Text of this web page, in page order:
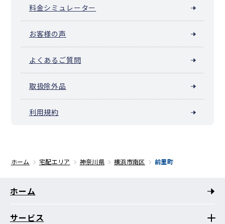
料金シミュレーター
お客様の声
よくあるご質問
取扱除外品
利用規約
ホーム 宅配エリア 神奈川県 横浜市南区 前里町
ホーム
サービス